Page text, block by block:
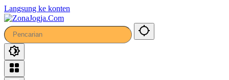
Langsung ke konten